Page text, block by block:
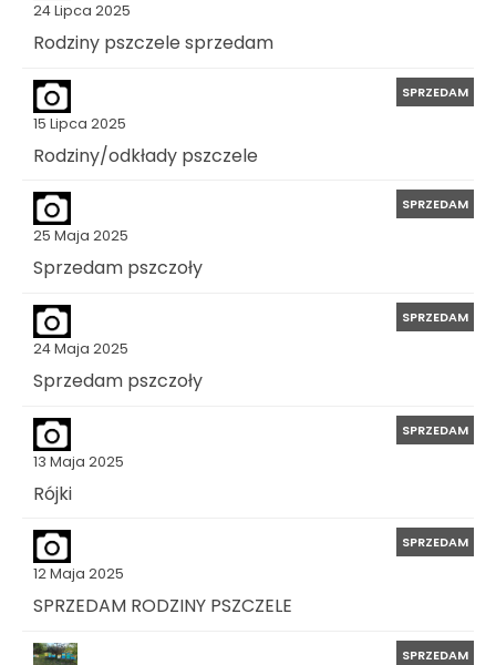
24 Lipca 2025
Rodziny pszczele sprzedam
15 Lipca 2025
SPRZEDAM
Rodziny/odkłady pszczele
25 Maja 2025
SPRZEDAM
Sprzedam pszczoły
24 Maja 2025
SPRZEDAM
Sprzedam pszczoły
13 Maja 2025
SPRZEDAM
Rójki
12 Maja 2025
SPRZEDAM
SPRZEDAM RODZINY PSZCZELE
SPRZEDAM